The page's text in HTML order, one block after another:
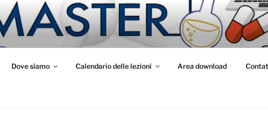
IN PSF
Dove siamo Calendario delle lezioni Area download